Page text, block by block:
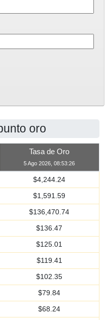
oro
Tasa de Oro
5 Ago 2026, 08:53:26
$4,244.24
$1,591.59
$136,470.74
$136.47
$125.01
$119.41
$102.35
$79.84
$68.24